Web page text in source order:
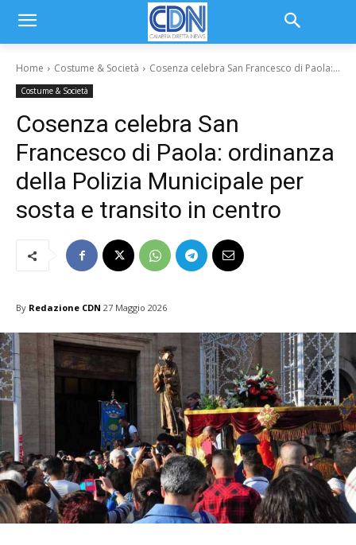
Home Costume & Società Cosenza celebra San Francesco di Paola:...
Costume & Società
Cosenza celebra San
Francesco di Paola: ordinanza
della Polizia Municipale per
sosta e transito in centro
By Redazione CDN 27 Maggio 2026